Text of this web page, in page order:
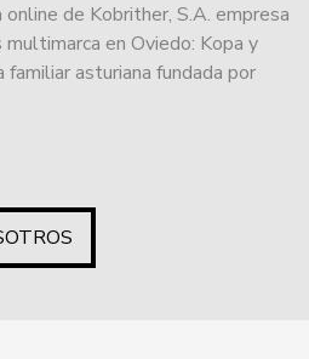
de Kobrither, S.A. empresa
en Oviedo: Kopa y
familiar asturiana fundada por